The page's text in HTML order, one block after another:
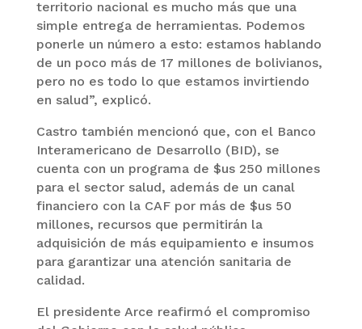
territorio nacional es mucho más que una
simple entrega de herramientas. Podemos
ponerle un número a esto: estamos hablando
de un poco más de 17 millones de bolivianos,
pero no es todo lo que estamos invirtiendo
en salud”, explicó.
Castro también mencionó que, con el Banco
Interamericano de Desarrollo (BID), se
cuenta con un programa de $us 250 millones
para el sector salud, además de un canal
financiero con la CAF por más de $us 50
millones, recursos que permitirán la
adquisición de más equipamiento e insumos
para garantizar una atención sanitaria de
calidad.
El presidente Arce reafirmó el compromiso